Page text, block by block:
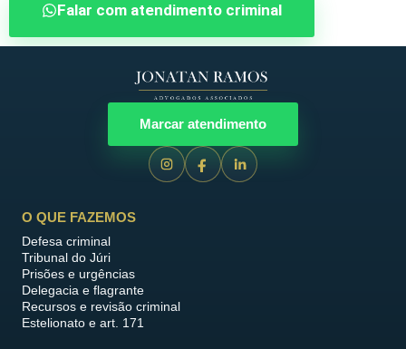
Falar com atendimento criminal
Marcar atendimento
O QUE FAZEMOS
Defesa criminal
Tribunal do Júri
Prisões e urgências
Delegacia e flagrante
Recursos e revisão criminal
Estelionato e art. 171